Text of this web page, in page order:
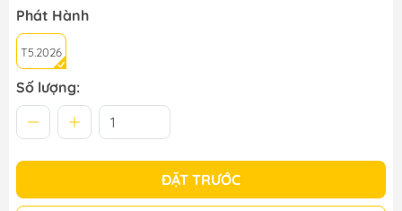
Phát Hành
T5.2026
Số lượng:
ĐẶT TRƯỚC